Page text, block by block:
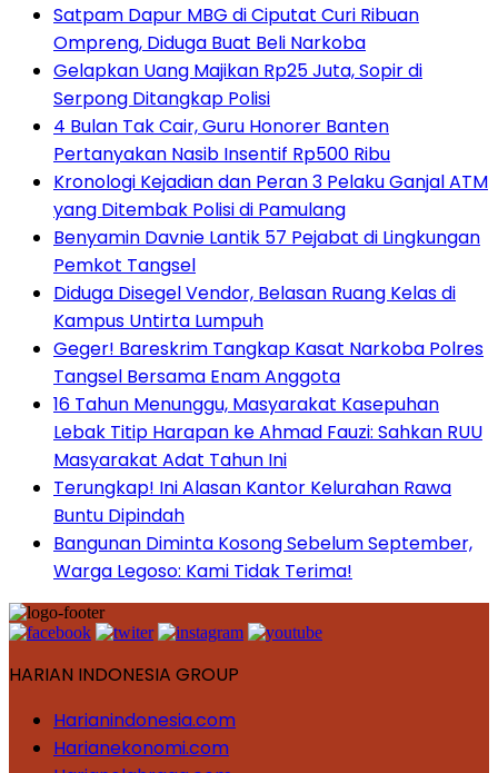
Satpam Dapur MBG di Ciputat Curi Ribuan
Ompreng, Diduga Buat Beli Narkoba
Gelapkan Uang Majikan Rp25 Juta, Sopir di
Serpong Ditangkap Polisi
4 Bulan Tak Cair, Guru Honorer Banten
Pertanyakan Nasib Insentif Rp500 Ribu
Kronologi Kejadian dan Peran 3 Pelaku Ganjal ATM
yang Ditembak Polisi di Pamulang
Benyamin Davnie Lantik 57 Pejabat di Lingkungan
Pemkot Tangsel
Diduga Disegel Vendor, Belasan Ruang Kelas di
Kampus Untirta Lumpuh
Geger! Bareskrim Tangkap Kasat Narkoba Polres
Tangsel Bersama Enam Anggota
16 Tahun Menunggu, Masyarakat Kasepuhan
Lebak Titip Harapan ke Ahmad Fauzi: Sahkan RUU
Masyarakat Adat Tahun Ini
Terungkap! Ini Alasan Kantor Kelurahan Rawa
Buntu Dipindah
Bangunan Diminta Kosong Sebelum September,
Warga Legoso: Kami Tidak Terima!
HARIAN INDONESIA GROUP
Harianindonesia.com
Harianekonomi.com